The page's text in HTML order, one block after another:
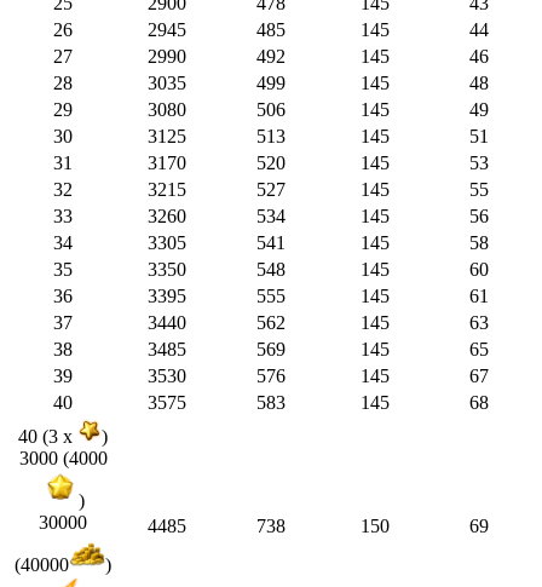
26
2945 485 145
44
27
2990 492 145
46
28
3035 499 145
48
29
3080 506 145
49
30
3125 513 145
51
31
3170 520 145
53
32
3215 527 145
55
33
3260 534 145
56
34
3305 541 145
58
35
3350 548 145
60
36
3395 555 145
61
37
3440 562 145
63
38
3485 569 145
65
39
3530 576 145
67
40
3575 583 145
68
40 (3 x
)
3000 (4000
)
30000
(40000 )
4485 738 150 69